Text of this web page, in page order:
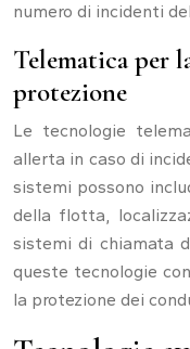
numero di incidenti
Telematica per
protezione
Le tecnologie
allerta in caso di
sistemi possono
della flotta,
sistemi di chiamata
queste tecnologie
la protezione dei